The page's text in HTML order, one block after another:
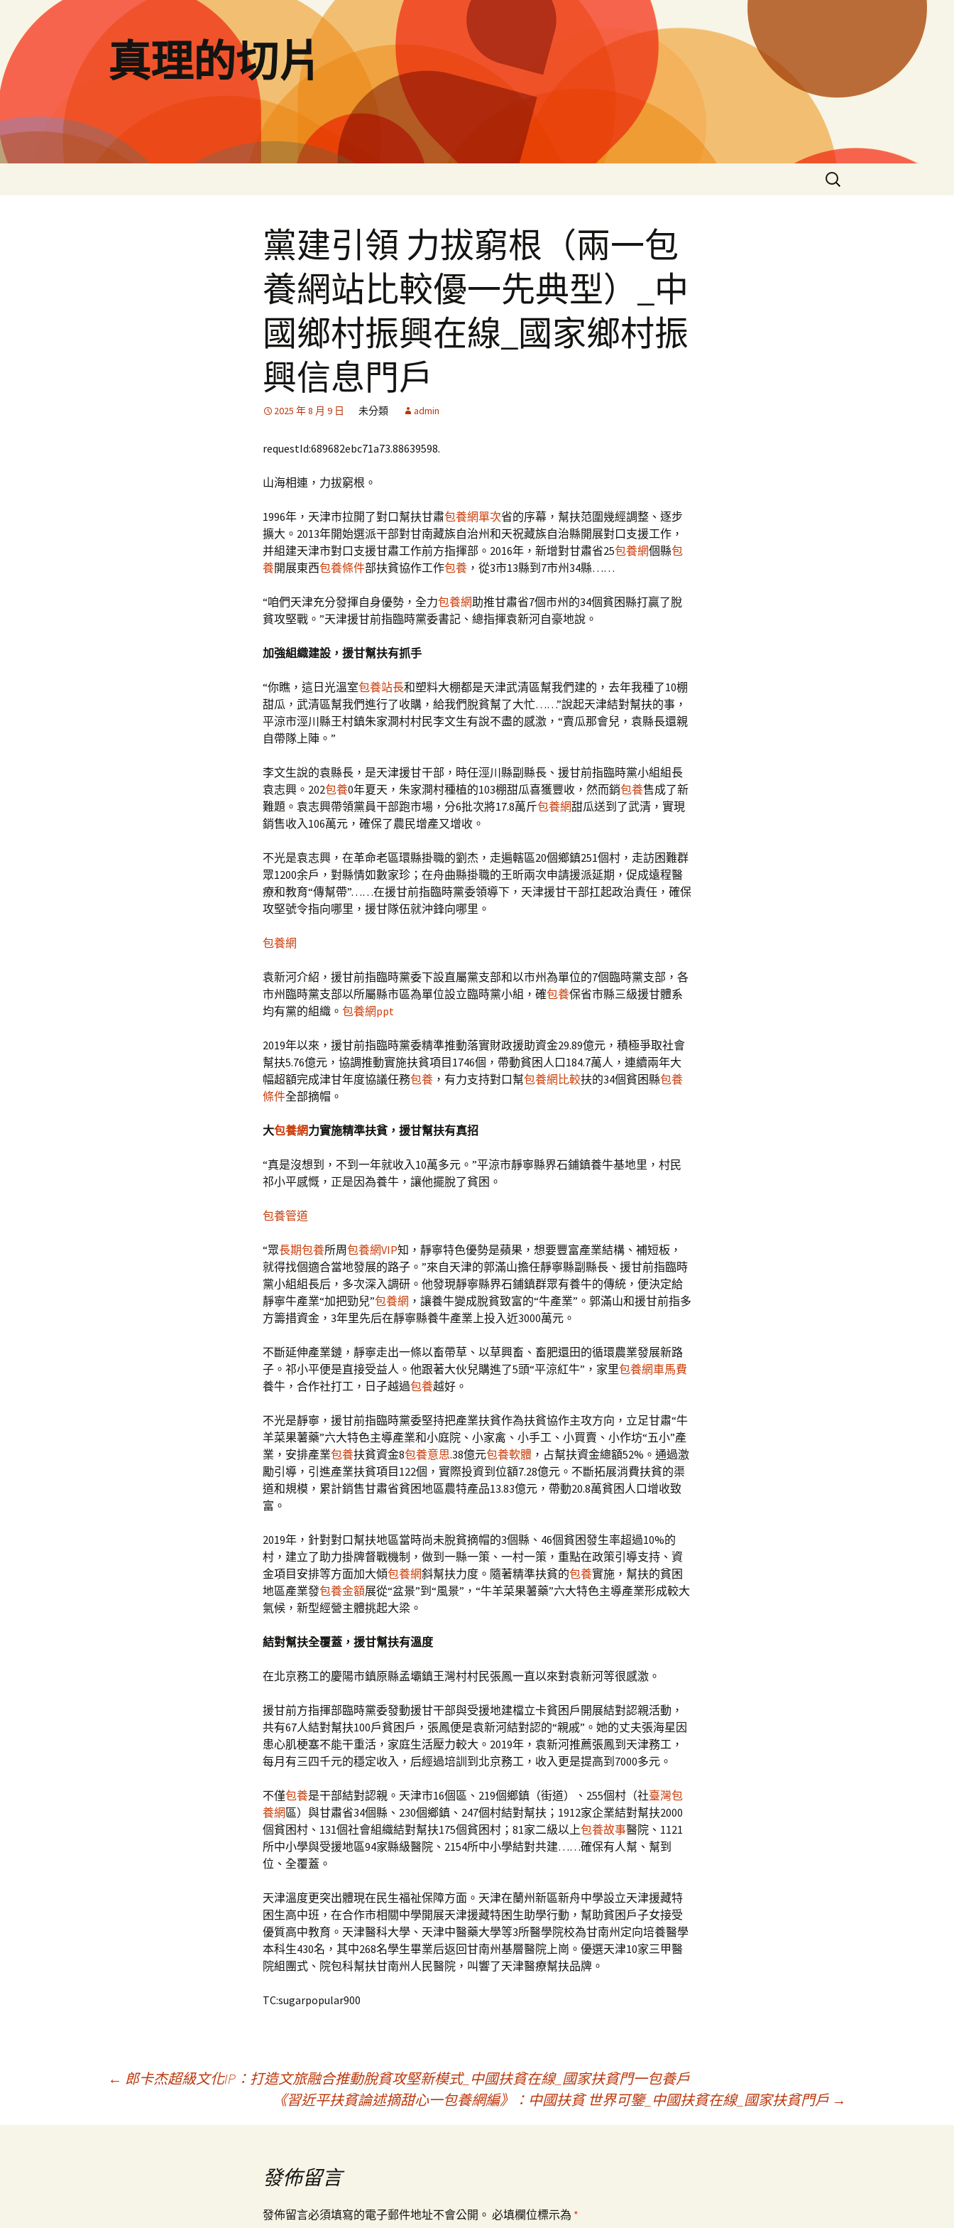
要
內
容
真理的切片
搜
尋
黨建引領 力拔窮根（兩一包
養網站比較優一先典型）_中
國鄉村振興在線_國家鄉村振
興信息門戶
2025 年 8 月 9 日 未分類 admin
requestId:689682ebc71a73.88639598.
山海相連，力拔窮根。
1996年，天津市拉開了對口幫扶甘肅包養網單次省的序幕，幫扶范圍幾經調整、逐步
擴大。2013年開始選派干部對甘南藏族自治州和天祝藏族自治縣開展對口支援工作，
并組建天津市對口支援甘肅工作前方指揮部。2016年，新增對甘肅省25包養網個縣包
養開展東西包養條件部扶貧協作工作包養 ，從3市13縣到7市州34縣……
“咱們天津充分發揮自身優勢，全力包養網助推甘肅省7個市州的34個貧困縣打贏了脫
貧攻堅戰。”天津援甘前指臨時黨委書記、總指揮袁新河自豪地說。
加強組織建設，援甘幫扶有抓手
“你瞧，這日光溫室包養站長和塑料大棚都是天津武清區幫我們建的，去年我種了10棚
甜瓜，武清區幫我們進行了收購，給我們脫貧幫了大忙……”說起天津結對幫扶的事，
平涼市涇川縣王村鎮朱家澗村村民李文生有說不盡的感激，“賣瓜那會兒，袁縣長還親
自帶隊上陣。”
李文生說的袁縣長，是天津援甘干部，時任涇川縣副縣長、援甘前指臨時黨小組組長
袁志興。202包養0年夏天，朱家澗村種植的103棚甜瓜喜獲豐收，然而銷包養售成了新
難題。袁志興帶領黨員干部跑市場，分6批次將17.8萬斤包養網甜瓜送到了武清，實現
銷售收入106萬元，確保了農民增產又增收。
不光是袁志興，在革命老區環縣掛職的劉杰，走遍轄區20個鄉鎮251個村，走訪困難群
眾1200余戶，對縣情如數家珍；在舟曲縣掛職的王昕兩次申請援派延期，促成遠程醫
療和教育“傳幫帶”……在援甘前指臨時黨委領導下，天津援甘干部扛起政治責任，確保
攻堅號令指向哪里，援甘隊伍就沖鋒向哪里。
包養網
袁新河介紹，援甘前指臨時黨委下設直屬黨支部和以市州為單位的7個臨時黨支部，各
市州臨時黨支部以所屬縣市區為單位設立臨時黨小組，確包養保省市縣三級援甘體系
均有黨的組織。 包養網ppt
2019年以來，援甘前指臨時黨委精準推動落實財政援助資金29.89億元，積極爭取社會
幫扶5.76億元，協調推動實施扶貧項目1746個，帶動貧困人口184.7萬人，連續兩年大
幅超額完成津甘年度協議任務包養 ，有力支持對口幫包養網比較扶的34個貧困縣包養
條件全部摘帽。
大包養網力實施精準扶貧，援甘幫扶有真招
“真是沒想到，不到一年就收入10萬多元。”平涼市靜寧縣界石鋪鎮養牛基地里，村民
祁小平感慨，正是因為養牛，讓他擺脫了貧困。
包養管道
“眾長期包養所周包養網VIP知，靜寧特色優勢是蘋果，想要豐富產業結構、補短板，
就得找個適合當地發展的路子。”來自天津的郭滿山擔任靜寧縣副縣長、援甘前指臨時
黨小組組長后，多次深入調研。他發現靜寧縣界石鋪鎮群眾有養牛的傳統，便決定給
靜寧牛產業“加把勁兒”包養網 ，讓養牛變成脫貧致富的“牛產業”。郭滿山和援甘前指多
方籌措資金，3年里先后在靜寧縣養牛產業上投入近3000萬元。
不斷延伸產業鏈，靜寧走出一條以畜帶草、以草興畜、畜肥還田的循環農業發展新路
子。祁小平便是直接受益人。他跟著大伙兒購進了5頭“平涼紅牛”，家里包養網車馬費
養牛，合作社打工，日子越過包養越好。
不光是靜寧，援甘前指臨時黨委堅持把產業扶貧作為扶貧協作主攻方向，立足甘肅“牛
羊菜果薯藥”六大特色主導產業和小庭院、小家禽、小手工、小買賣、小作坊“五小”產
業，安排產業包養扶貧資金8包養意思.38億元包養軟體 ，占幫扶資金總額52%。通過激
勵引導，引進產業扶貧項目122個，實際投資到位額7.28億元。不斷拓展消費扶貧的渠
道和規模，累計銷售甘肅省貧困地區農特產品13.83億元，帶動20.8萬貧困人口增收致
富。
2019年，針對對口幫扶地區當時尚未脫貧摘帽的3個縣、46個貧困發生率超過10%的
村，建立了助力掛牌督戰機制，做到一縣一策、一村一策，重點在政策引導支持、資
金項目安排等方面加大傾包養網斜幫扶力度。隨著精準扶貧的包養實施，幫扶的貧困
地區產業發包養金額展從“盆景”到“風景”，“牛羊菜果薯藥”六大特色主導產業形成較大
氣候，新型經營主體挑起大梁。
結對幫扶全覆蓋，援甘幫扶有溫度
在北京務工的慶陽市鎮原縣孟壩鎮王灣村村民張鳳一直以來對袁新河等很感激。
援甘前方指揮部臨時黨委發動援甘干部與受援地建檔立卡貧困戶開展結對認親活動，
共有67人結對幫扶100戶貧困戶，張鳳便是袁新河結對認的“親戚”。她的丈夫張海星因
患心肌梗塞不能干重活，家庭生活壓力較大。2019年，袁新河推薦張鳳到天津務工，
每月有三四千元的穩定收入，后經過培訓到北京務工，收入更是提高到7000多元。
不僅包養是干部結對認親。天津市16個區、219個鄉鎮（街道）、255個村（社臺灣包
養網區）與甘肅省34個縣、230個鄉鎮、247個村結對幫扶；1912家企業結對幫扶2000
個貧困村、131個社會組織結對幫扶175個貧困村；81家二級以上包養故事醫院、1121
所中小學與受援地區94家縣級醫院、2154所中小學結對共建……確保有人幫、幫到
位、全覆蓋。
天津溫度更突出體現在民生福祉保障方面。天津在蘭州新區新舟中學設立天津援藏特
困生高中班，在合作市相關中學開展天津援藏特困生助學行動，幫助貧困戶子女接受
優質高中教育。天津醫科大學、天津中醫藥大學等3所醫學院校為甘南州定向培養醫學
本科生430名，其中268名學生畢業后返回甘南州基層醫院上崗。優選天津10家三甲醫
院組團式、院包科幫扶甘南州人民醫院，叫響了天津醫療幫扶品牌。
TC:sugarpopular900
章
← 郎卡杰超級文化IP：打造文旅融合推動脫貧攻堅新模式_中國扶貧在線_國家扶貧門一包養戶
《習近平扶貧論述摘甜心一包養網編》：中國扶貧 世界可鑒_中國扶貧在線_國家扶貧門戶 →
發佈留言
發佈留言必須填寫的電子郵件地址不會公開。 必填欄位標示為 *